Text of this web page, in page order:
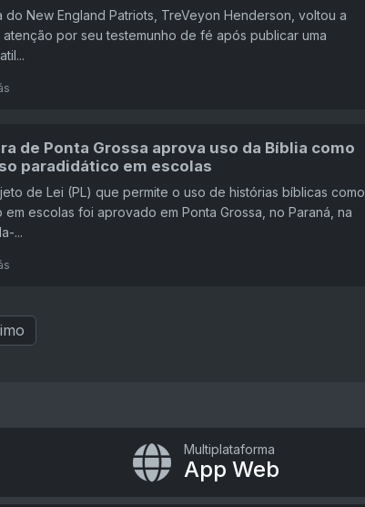
do New England Patriots, TreVeyon Henderson, voltou a
atenção por seu testemunho de fé após publicar uma
de Ponta Grossa aprova uso da Bíblia como
paradidático em escolas
de Lei (PL) que permite o uso de histórias bíblicas como
em escolas foi aprovado em Ponta Grossa, no Paraná, na
...
Multiplataforma
App Web